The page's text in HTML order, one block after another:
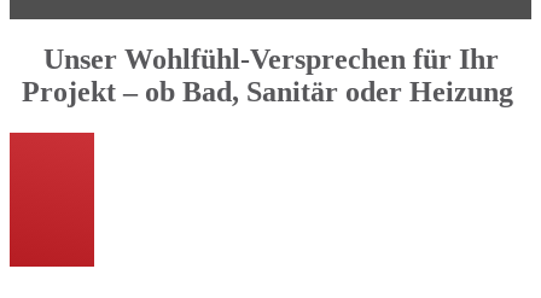
Unser Wohlfühl-Versprechen für Ihr
Projekt – ob Bad, Sanitär oder Heizung